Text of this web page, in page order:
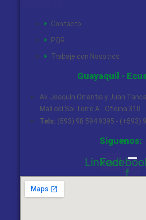
Contacto
PQR
Trabaje con Nosotros
Guayaquil -
Av. Joaquín Orrantia y Juan
Mall del Sol Torre A - Oficina 310
Tels: (593) 98 594 9395 - (+593)
Siguenos:
Linkedin
f